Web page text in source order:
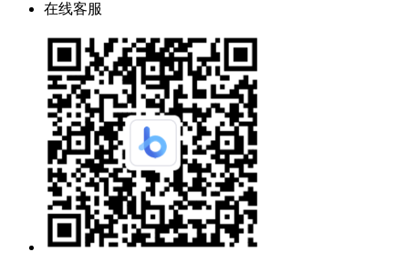
在线客服